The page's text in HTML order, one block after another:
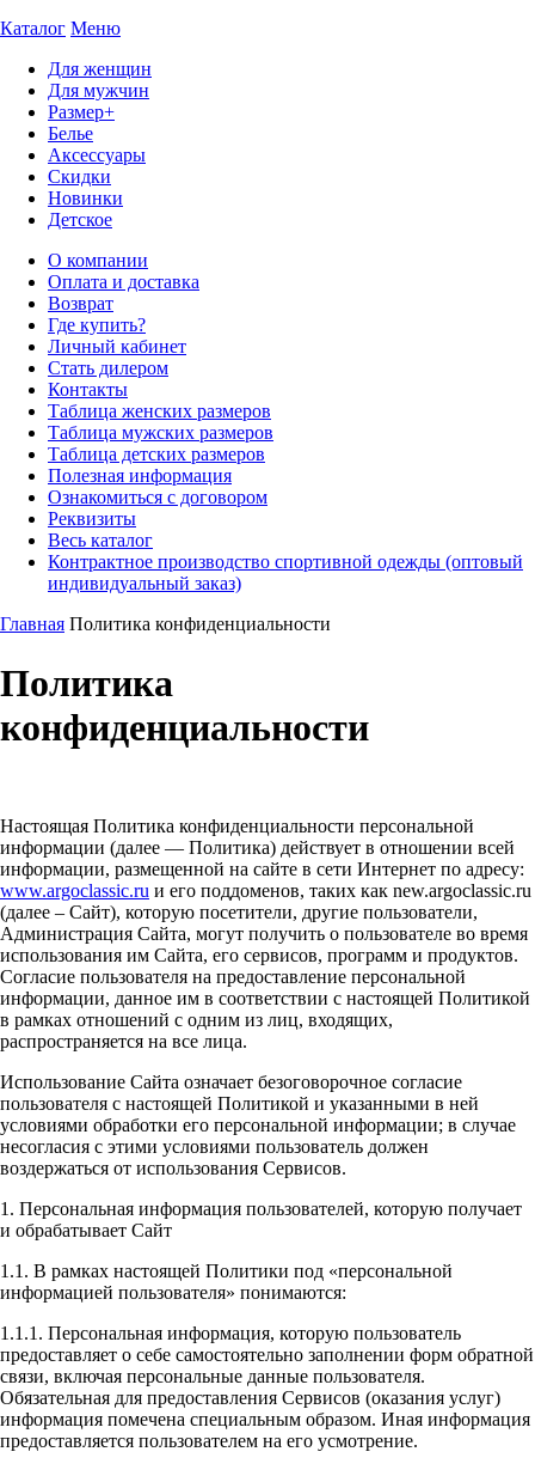
Каталог Меню
Для женщин
Для мужчин
Размер+
Белье
Аксессуары
Скидки
Новинки
Детское
О компании
Оплата и доставка
Возврат
Где купить?
Личный кабинет
Стать дилером
Контакты
Таблица женских размеров
Таблица мужских размеров
Таблица детских размеров
Полезная информация
Ознакомиться с договором
Реквизиты
Весь каталог
Контрактное производство спортивной одежды (оптовый
индивидуальный заказ)
Главная Политика конфиденциальности
Политика
конфиденциальности
Настоящая Политика конфиденциальности персональной
информации (далее — Политика) действует в отношении всей
информации, размещенной на сайте в сети Интернет по адресу:
www.argoclassic.ru и его поддоменов, таких как new.argoclassic.ru
(далее – Сайт), которую посетители, другие пользователи,
Администрация Сайта, могут получить о пользователе во время
использования им Сайта, его сервисов, программ и продуктов.
Согласие пользователя на предоставление персональной
информации, данное им в соответствии с настоящей Политикой
в рамках отношений с одним из лиц, входящих,
распространяется на все лица.
Использование Сайта означает безоговорочное согласие
пользователя с настоящей Политикой и указанными в ней
условиями обработки его персональной информации; в случае
несогласия с этими условиями пользователь должен
воздержаться от использования Сервисов.
1. Персональная информация пользователей, которую получает
и обрабатывает Сайт
1.1. В рамках настоящей Политики под «персональной
информацией пользователя» понимаются:
1.1.1. Персональная информация, которую пользователь
предоставляет о себе самостоятельно заполнении форм обратной
связи, включая персональные данные пользователя.
Обязательная для предоставления Сервисов (оказания услуг)
информация помечена специальным образом. Иная информация
предоставляется пользователем на его усмотрение.